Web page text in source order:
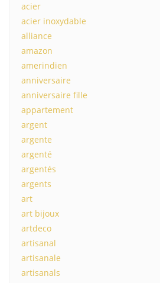
acier
acier inoxydable
alliance
amazon
amerindien
anniversaire
anniversaire fille
appartement
argent
argente
argenté
argentés
argents
art
art bijoux
artdeco
artisanal
artisanale
artisanals